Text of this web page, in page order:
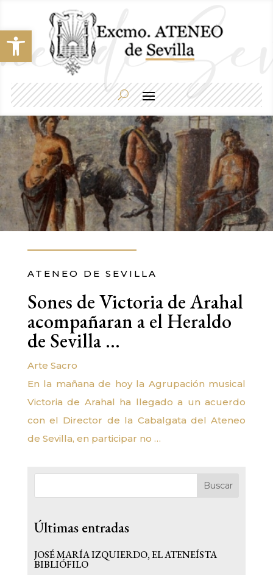
Abrir barra de herramientas
ATENEO DE SEVILLA
Sones de Victoria de Arahal
acompañaran a el Heraldo
de Sevilla …
Arte Sacro
En la mañana de hoy la Agrupación musical
Victoria de Arahal ha llegado a un acuerdo
con el Director de la Cabalgata del Ateneo
de Sevilla, en participar no …
Buscar
Últimas entradas
JOSÉ MARÍA IZQUIERDO, EL ATENEÍSTA
BIBLIÓFILO